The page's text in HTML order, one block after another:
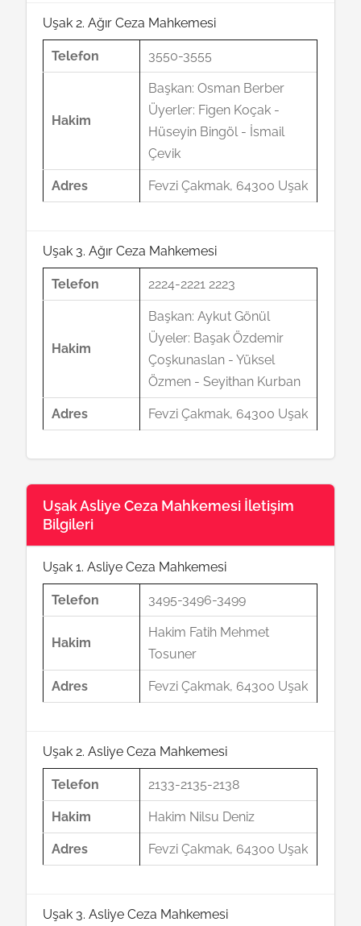
Uşak 2. Ağır Ceza Mahkemesi
Telefon 3550-3555
Hakim
Başkan: Osman Berber
Üyerler: Figen Koçak -
Hüseyin Bingöl - İsmail
Çevik
Adres Fevzi Çakmak, 64300 Uşak
Uşak 3. Ağır Ceza Mahkemesi
Telefon 2224-2221 2223
Hakim
Başkan: Aykut Gönül
Üyeler: Başak Özdemir
Çoşkunaslan - Yüksel
Özmen - Seyithan Kurban
Adres Fevzi Çakmak, 64300 Uşak
Uşak Asliye Ceza Mahkemesi İletişim
Bilgileri
Uşak 1. Asliye Ceza Mahkemesi
Telefon 3495-3496-3499
Hakim
Hakim Fatih Mehmet
Tosuner
Adres Fevzi Çakmak, 64300 Uşak
Uşak 2. Asliye Ceza Mahkemesi
Telefon 2133-2135-2138
Hakim Hakim Nilsu Deniz
Adres Fevzi Çakmak, 64300 Uşak
Uşak 3. Asliye Ceza Mahkemesi